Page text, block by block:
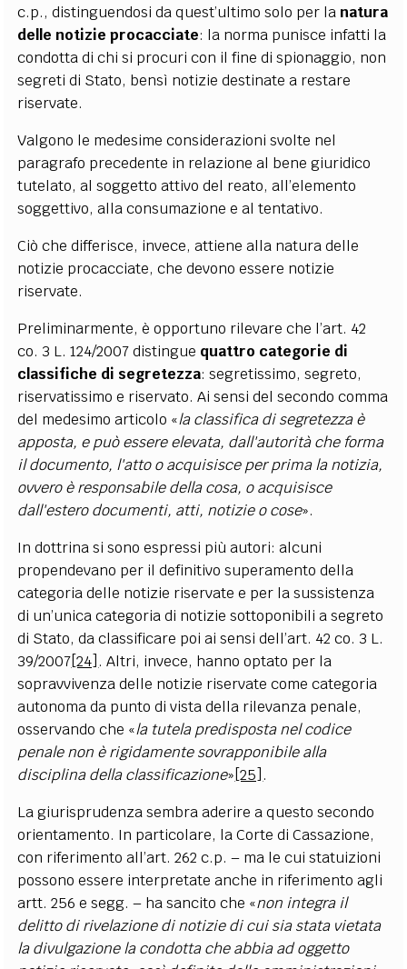
c.p., distinguendosi da quest’ultimo solo per la natura
delle notizie procacciate: la norma punisce infatti la
condotta di chi si procuri con il fine di spionaggio, non
segreti di Stato, bensì notizie destinate a restare
riservate.
Valgono le medesime considerazioni svolte nel
paragrafo precedente in relazione al bene giuridico
tutelato, al soggetto attivo del reato, all’elemento
soggettivo, alla consumazione e al tentativo.
Ciò che differisce, invece, attiene alla natura delle
notizie procacciate, che devono essere notizie
riservate.
Preliminarmente, è opportuno rilevare che l’art. 42
co. 3 L. 124/2007 distingue quattro categorie di
classifiche di segretezza: segretissimo, segreto,
riservatissimo e riservato. Ai sensi del secondo comma
del medesimo articolo «la classifica di segretezza è
apposta, e può essere elevata, dall'autorità che forma
il documento, l'atto o acquisisce per prima la notizia,
ovvero è responsabile della cosa, o acquisisce
dall'estero documenti, atti, notizie o cose».
In dottrina si sono espressi più autori: alcuni
propendevano per il definitivo superamento della
categoria delle notizie riservate e per la sussistenza
di un’unica categoria di notizie sottoponibili a segreto
di Stato, da classificare poi ai sensi dell’art. 42 co. 3 L.
39/2007[24] . Altri, invece, hanno optato per la
sopravvivenza delle notizie riservate come categoria
autonoma da punto di vista della rilevanza penale,
osservando che «la tutela predisposta nel codice
penale non è rigidamente sovrapponibile alla
disciplina della classificazione»[25] .
La giurisprudenza sembra aderire a questo secondo
orientamento. In particolare, la Corte di Cassazione,
con riferimento all’art. 262 c.p. – ma le cui statuizioni
possono essere interpretate anche in riferimento agli
artt. 256 e segg. – ha sancito che «non integra il
delitto di rivelazione di notizie di cui sia stata vietata
la divulgazione la condotta che abbia ad oggetto